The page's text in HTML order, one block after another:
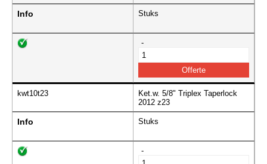
Info Stuks
-
kwt10t23
Ket.w. 5/8" Triplex Taperlock
2012 z23
Info Stuks
-